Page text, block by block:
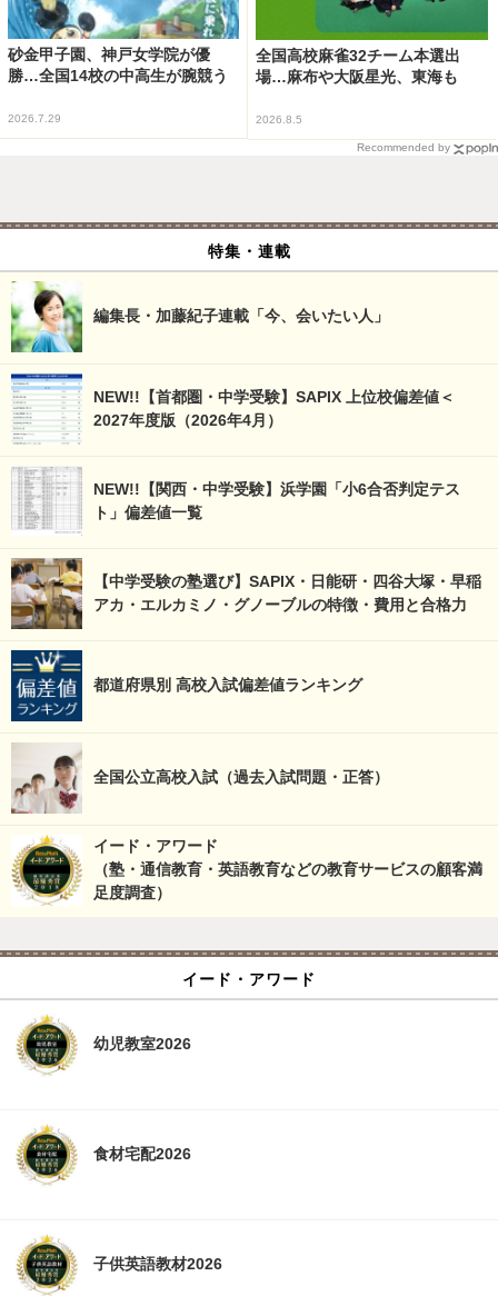
砂金甲子園、神戸女学院が優
勝…全国14校の中高生が腕競う
2026.7.29
全国高校麻雀32チーム本選出
場…麻布や大阪星光、東海も
2026.8.5
Recommended by
特集・連載
編集長・加藤紀子連載「今、会いたい人」
NEW!!【首都圏・中学受験】SAPIX 上位校偏差値＜
2027年度版（2026年4月）
NEW!!【関西・中学受験】浜学園「小6合否判定テス
ト」偏差値一覧
【中学受験の塾選び】SAPIX・日能研・四谷大塚・早稲
アカ・エルカミノ・グノーブルの特徴・費用と合格力
都道府県別 高校入試偏差値ランキング
全国公立高校入試（過去入試問題・正答）
イード・アワード
（塾・通信教育・英語教育などの教育サービスの顧客満
足度調査）
イード・アワード
幼児教室2026
食材宅配2026
子供英語教材2026